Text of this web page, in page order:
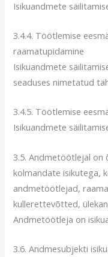
Isikuandmete
3.4.4. Töötlemise
raamatupidamine
Isikuandmete
seaduses nimetatud
3.4.5. Töötlemise
Isikuandmete
3.5. Andmetöötlejal on
kolmandate isikutega,
andmetöötlejad,
kullerettevõtted,
Andmetöötleja on
3.6. Andmesubjekti